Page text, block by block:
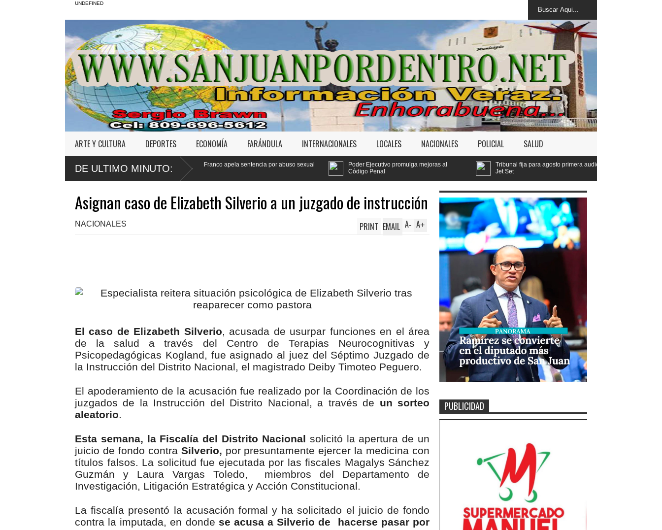
UNDEFINED
ARTE Y CULTURA DEPORTES ECONOMÍA FARÁNDULA INTERNACIONALES LOCALES NACIONALES POLICIAL SALUD
DE ULTIMO MINUTO:
Defensa de Wander Franco apela sentencia por abuso sexual
a menor
Poder Ejecutivo promulga mejoras al
Tribunal fija para agosto primera audiencia de fondo por derrumbe del
Asignan caso de Elizabeth Silverio a un juzgado de instrucción
NACIONALES A+
A-
PRINT EMAIL
El caso de Elizabeth Silverio, acusada de usurpar funciones en el área
de la salud a través del Centro de Terapias Neurocognitivas y
Psicopedagógicas Kogland, fue asignado al juez del Séptimo Juzgado de
la Instrucción del Distrito Nacional, el magistrado Deiby Timoteo Peguero.
El apoderamiento de la acusación fue realizado por la Coordinación de los
juzgados de la Instrucción del Distrito Nacional, a través de un sorteo
aleatorio.
Esta semana, la Fiscalía del Distrito Nacional solicitó la apertura de un
juicio de fondo contraSilverio, por presuntamente ejercer la medicina con
títulos falsos. La solicitud fue ejecutada por las fiscales Magalys Sánchez
Guzmán y Laura Vargas Toledo, miembros del Departamento de
Investigación, Litigación Estratégica y Acción Constitucional.
La fiscalía presentó la acusación formal y ha solicitado el juicio de fondo
contra la imputada, en donde se acusa a Silverio de hacerse pasar por
PUBLICIDAD